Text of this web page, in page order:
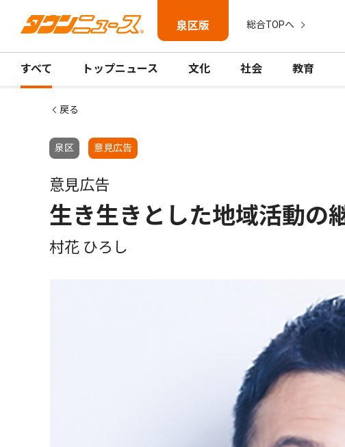
泉区版 総合TOPへ
すべて トップニュース 文化 社会 教育
戻る
泉区 意見広告
意見広告
生き生きとした地域活動の
村花 ひろし